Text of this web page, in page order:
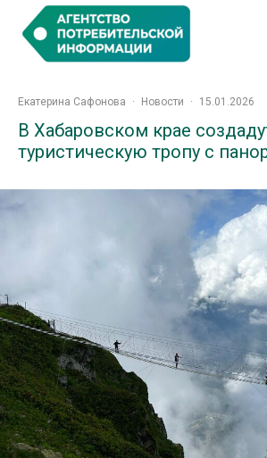
Екатерина Сафонова · Новости · 15.01.2026
В Хабаровском крае
туристическую тропу с